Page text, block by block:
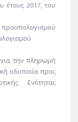
έτους 2017, του
την πληρωμή
οδοποιία προς
Ενότητας